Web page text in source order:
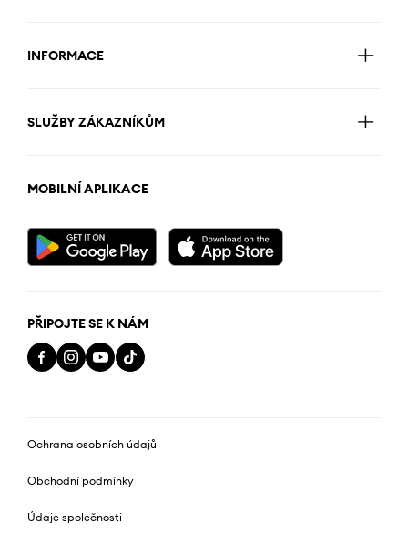
INFORMACE
SLUŽBY ZÁKAZNÍKŮM
MOBILNÍ APLIKACE
PŘIPOJTE SE K NÁM
Ochrana osobních údajů
Obchodní podmínky
Údaje společnosti